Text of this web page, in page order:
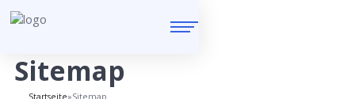
Sitemap
Startseite»Sitemap